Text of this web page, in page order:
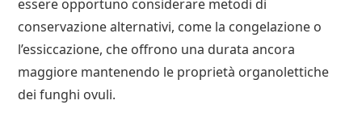
essere opportuno considerare metodi di
conservazione alternativi, come la congelazione o
l’essiccazione, che offrono una durata ancora
maggiore mantenendo le proprietà organolettiche
dei funghi ovuli.